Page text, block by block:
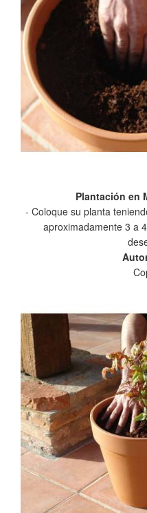
Plantación en
- Coloque su planta
aproximadamente 3 a